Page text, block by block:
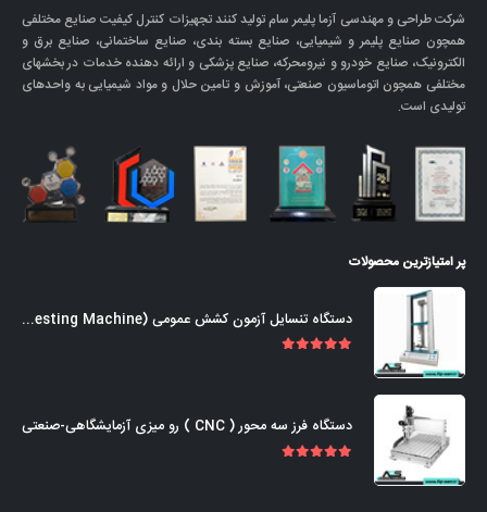
شرکت طراحی و مهندسی آزما پلیمر سام تولید کنند تجهیزات کنترل کیفیت صنایع مختلفی
همچون صنایع پلیمر و شیمیایی، صنایع بسته بندی، صنایع ساختمانی، صنایع برق و
الکترونیک، صنایع خودرو و نیرومحرکه، صنایع پزشکی و ارائه دهنده خدمات در بخشهای
مختلفی همچون اتوماسیون صنعتی، آموزش و تامین حلال و مواد شیمیایی به واحدهای
تولیدی است.
پر امتیازترین محصولات
دستگاه تنسایل آزمون کشش عمومی (Universal Tensile Testing Machine)
دستگاه فرز سه محور ( CNC ) رو میزی آزمایشگاهی-صنعتی